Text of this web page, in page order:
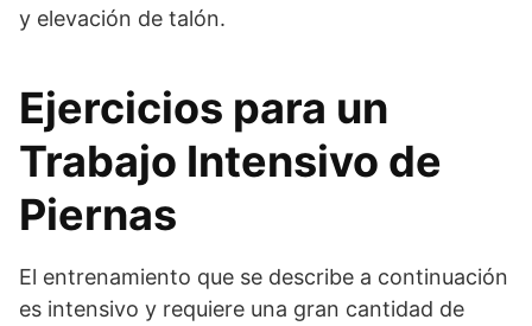
y elevación de talón.
Ejercicios para un
Trabajo Intensivo de
Piernas
El entrenamiento que se describe a continuación
es intensivo y requiere una gran cantidad de